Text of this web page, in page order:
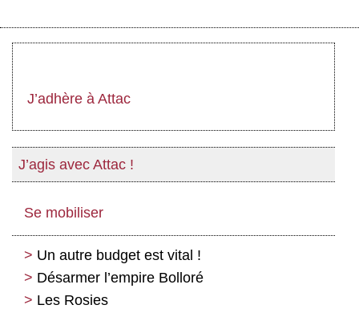
J’adhère à Attac
J’agis avec Attac !
Se mobiliser
Un autre budget est vital !
Désarmer l’empire Bolloré
Les Rosies